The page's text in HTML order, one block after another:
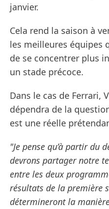
janvier.
Cela rend la saison à
les meilleures équipes
de se concentrer plus
un stade précoce.
Dans le cas de Ferrari,
dépendra de la
est une réelle
"Je pense qu’à partir du
devrons partager notre
entre les deux
résultats de la première
détermineront la